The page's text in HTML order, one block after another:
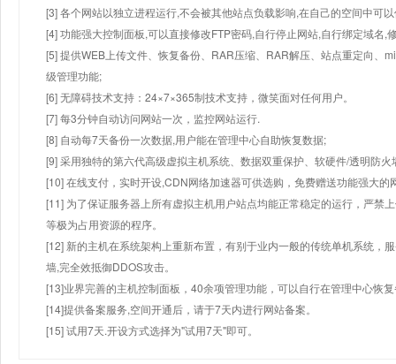
[3] 各个网站以独立进程运行,不会被其他站点负载影响,在自己的空间中可
[4] 功能强大控制面板,可以直接修改FTP密码,自行停止网站,自行绑定域名,
[5] 提供WEB上传文件、恢复备份、RAR压缩、RAR解压、站点重定向、
级管理功能;
[6] 无障碍技术支持：24×7×365制技术支持，微笑面对任何用户。
[7] 每3分钟自动访问网站一次，监控网站运行.
[8] 自动每7天备份一次数据,用户能在管理中心自助恢复数据;
[9] 采用独特的第六代高级虚拟主机系统、数据双重保护、软硬件/透明防火
[10] 在线支付，实时开设,CDN网络加速器可供选购，免费赠送功能强大
[11] 为了保证服务器上所有虚拟主机用户站点均能正常稳定的运行，严禁
等极为占用资源的程序。
[12] 新的主机在系统架构上重新布置，有别于业内一般的传统单机系统，
墙,完全效抵御DDOS攻击。
[13]业界完善的主机控制面板，40余项管理功能，可以自行在管理中心恢
[14]提供备案服务,空间开通后，请于7天内进行网站备案。
[15] 试用7天.开设方式选择为"试用7天"即可。